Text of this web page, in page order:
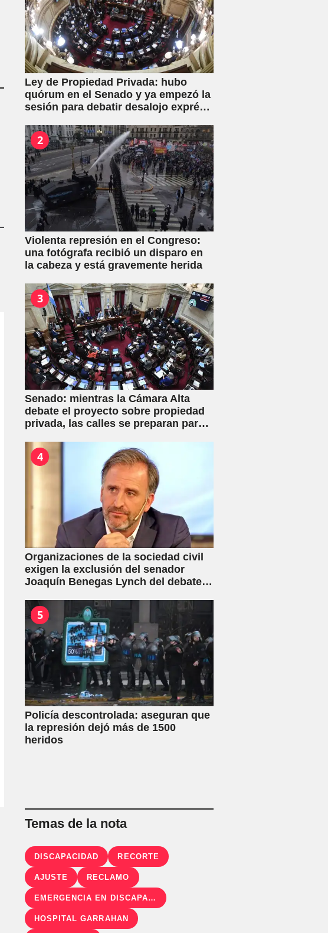
Ley de Propiedad Privada: hubo
quórum en el Senado y ya empezó la
sesión para debatir desalojo exprés
2
Violenta represión en el Congreso:
una fotógrafa recibió un disparo en
la cabeza y está gravemente herida
3
Senado: mientras la Cámara Alta
debate el proyecto sobre propiedad
privada, las calles se preparan para
4
Organizaciones de la sociedad civil
exigen la exclusión del senador
Joaquín Benegas Lynch del debate
por conflicto de intereses
5
Policía descontrolada: aseguran que
la represión dejó más de 1500
heridos
Temas de la nota
DISCAPACIDAD RECORTE
AJUSTE RECLAMO
EMERGENCIA EN DISCAPACIDAD
HOSPITAL GARRAHAN